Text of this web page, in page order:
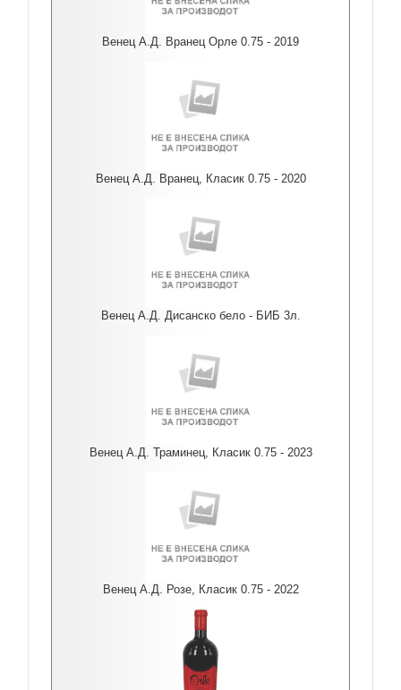
Венец А.Д. Вранец Орле 0.75 - 2019
Венец А.Д. Вранец, Класик 0.75 - 2020
Венец А.Д. Дисанско бело - БИБ 3л.
Венец А.Д. Траминец, Класик 0.75 - 2023
Венец А.Д. Розе, Класик 0.75 - 2022